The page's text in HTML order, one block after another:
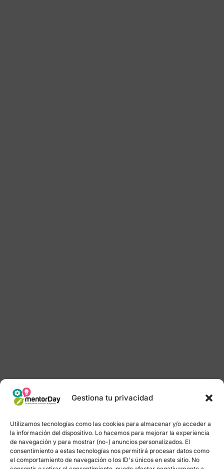
Gestiona tu privacidad
Utilizamos tecnologías como las cookies para almacenar y/o acceder a
la información del dispositivo. Lo hacemos para mejorar la experiencia
de navegación y para mostrar (no-) anuncios personalizados. El
consentimiento a estas tecnologías nos permitirá procesar datos como
el comportamiento de navegación o los ID's únicos en este sitio. No